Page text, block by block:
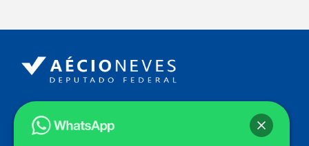
Endereço
Câmara dos Deputados
Ed. Principal, Ala C – Gabinete